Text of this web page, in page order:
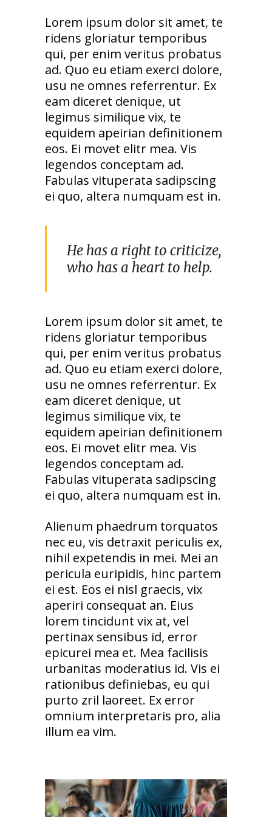
Lorem ipsum dolor sit amet, te
ridens gloriatur temporibus
qui, per enim veritus probatus
ad. Quo eu etiam exerci dolore,
usu ne omnes referrentur. Ex
eam diceret denique, ut
legimus similique vix, te
equidem apeirian definitionem
eos. Ei movet elitr mea. Vis
legendos conceptam ad.
Fabulas vituperata sadipscing
ei quo, altera numquam est in.
He has a right to criticize,
who has a heart to help.
Lorem ipsum dolor sit amet, te
ridens gloriatur temporibus
qui, per enim veritus probatus
ad. Quo eu etiam exerci dolore,
usu ne omnes referrentur. Ex
eam diceret denique, ut
legimus similique vix, te
equidem apeirian definitionem
eos. Ei movet elitr mea. Vis
legendos conceptam ad.
Fabulas vituperata sadipscing
ei quo, altera numquam est in.
Alienum phaedrum torquatos
nec eu, vis detraxit periculis ex,
nihil expetendis in mei. Mei an
pericula euripidis, hinc partem
ei est. Eos ei nisl graecis, vix
aperiri consequat an. Eius
lorem tincidunt vix at, vel
pertinax sensibus id, error
epicurei mea et. Mea facilisis
urbanitas moderatius id. Vis ei
rationibus definiebas, eu qui
purto zril laoreet. Ex error
omnium interpretaris pro, alia
illum ea vim.